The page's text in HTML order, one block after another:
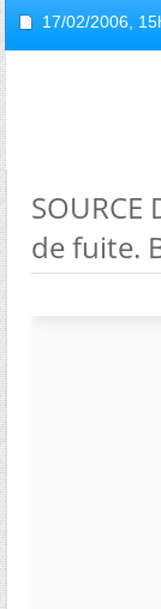
17/02/2006,
SOURCE
de fuite.